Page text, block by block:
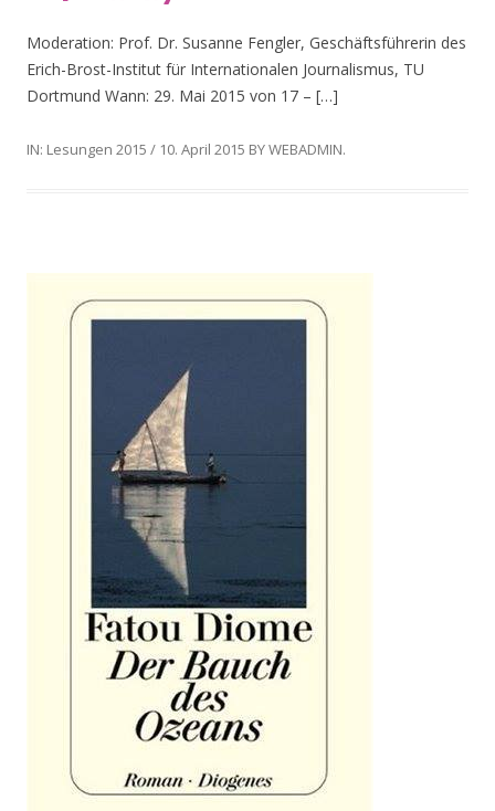
Moderation: Prof. Dr. Susanne Fengler, Geschäftsführerin des
Erich-Brost-Institut für Internationalen Journalismus, TU
Dortmund Wann: 29. Mai 2015 von 17 – […]
IN: Lesungen 2015 / 10. April 2015 BYWEBADMIN.